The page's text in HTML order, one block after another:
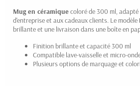
Mug en céramiquecoloré de 300 ml,
d'entreprise et aux cadeaux clients. Le modèle
brillante et une livraison dans une boîte en
Finition brillante et capacité 300 ml
Compatible lave-vaisselle et micro-
Plusieurs options de marquage et